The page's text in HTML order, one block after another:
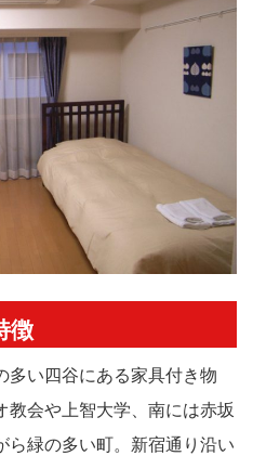
徴
多い四谷にある家具付き物
教会や上智大学、南には赤坂
ら緑の多い町。新宿通り沿い